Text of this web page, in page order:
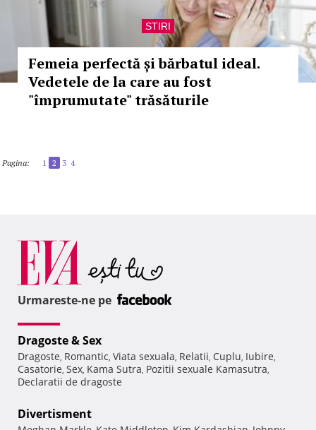
STIRI
Femeia perfectă și bărbatul ideal.
Vedetele de la care au fost
"împrumutate" trăsăturile
Pagina: 1 2 3 4
Urmareste-ne pe
Dragoste & Sex
Dragoste, Romantic, Viata sexuala, Relatii, Cuplu, Iubire,
Casatorie, Sex, Kama Sutra, Pozitii sexuale Kamasutra,
Declaratii de dragoste
Divertisment